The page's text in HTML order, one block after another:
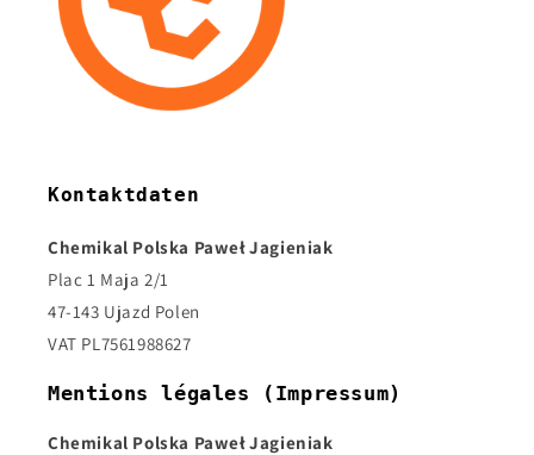
Kontaktdaten
Chemikal Polska Paweł Jagieniak
Plac 1 Maja 2/1
47-143 Ujazd Polen
VAT PL7561988627
Mentions légales (Impressum)
Chemikal Polska Paweł Jagieniak